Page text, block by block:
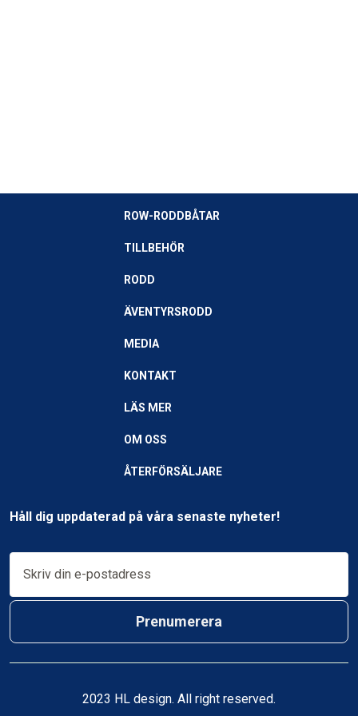
ROW-RODDBÅTAR
TILLBEHÖR
RODD
ÄVENTYRSRODD
MEDIA
KONTAKT
LÄS MER
OM OSS
ÅTERFÖRSÄLJARE
Håll dig uppdaterad på våra senaste nyheter!
Prenumerera
2023 HL design. All right reserved.